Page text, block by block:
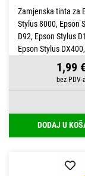
Zamjenska tinta za
Stylus 8000, Epson
D92, Epson Stylus
Epson Stylus
1,99
DODAJ U